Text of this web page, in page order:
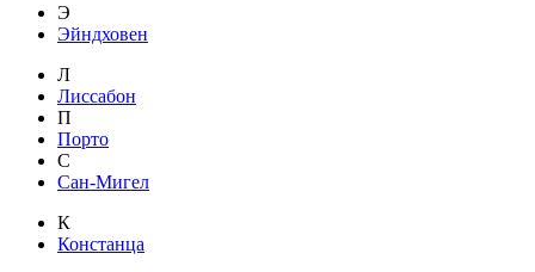
Э
Эйндховен
Л
Лиссабон
П
Порто
С
Сан-Мигел
К
Констанца